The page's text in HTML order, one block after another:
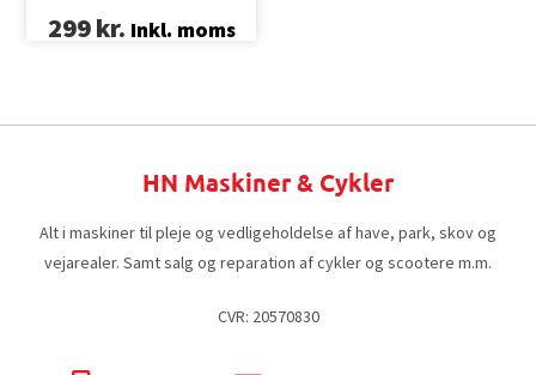
299kr. Inkl. moms
HN Maskiner & Cykler
Alt i maskiner til pleje og vedligeholdelse af have, park, skov og
vejarealer. Samt salg og reparation af cykler og scootere m.m.
CVR: 20570830